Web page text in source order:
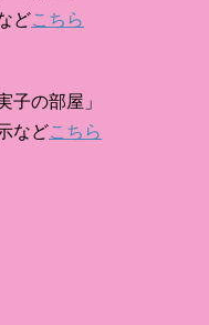
どこちら
子の部屋」
などこちら